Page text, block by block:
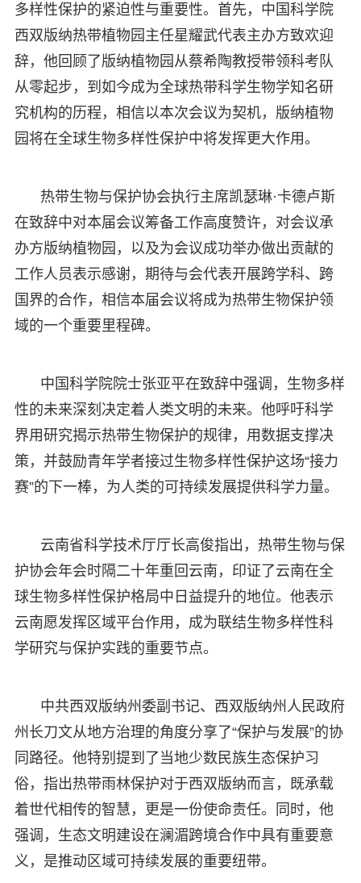
多样性保护的紧迫性与重要性。首先，中国科学院
西双版纳热带植物园主任星耀武代表主办方致欢迎
辞，他回顾了版纳植物园从蔡希陶教授带领科考队
从零起步，到如今成为全球热带科学生物学知名研
究机构的历程，相信以本次会议为契机，版纳植物
园将在全球生物多样性保护中将发挥更大作用。
热带生物与保护协会执行主席凯瑟琳·卡德卢斯
在致辞中对本届会议筹备工作高度赞许，对会议承
办方版纳植物园，以及为会议成功举办做出贡献的
工作人员表示感谢，期待与会代表开展跨学科、跨
国界的合作，相信本届会议将成为热带生物保护领
域的一个重要里程碑。
中国科学院院士张亚平在致辞中强调，生物多样
性的未来深刻决定着人类文明的未来。他呼吁科学
界用研究揭示热带生物保护的规律，用数据支撑决
策，并鼓励青年学者接过生物多样性保护这场“接力
赛”的下一棒，为人类的可持续发展提供科学力量。
云南省科学技术厅厅长高俊指出，热带生物与保
护协会年会时隔二十年重回云南，印证了云南在全
球生物多样性保护格局中日益提升的地位。他表示
云南愿发挥区域平台作用，成为联结生物多样性科
学研究与保护实践的重要节点。
中共西双版纳州委副书记、西双版纳州人民政府
州长刀文从地方治理的角度分享了“保护与发展”的协
同路径。他特别提到了当地少数民族生态保护习
俗，指出热带雨林保护对于西双版纳而言，既承载
着世代相传的智慧，更是一份使命责任。同时，他
强调，生态文明建设在澜湄跨境合作中具有重要意
义，是推动区域可持续发展的重要纽带。